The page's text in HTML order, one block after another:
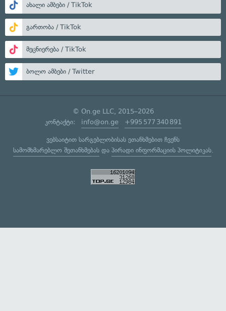
ახალი ამბები / TikTok
გართობა / TikTok
მეცნიერება / TikTok
ბოლო ამბები / Twitter
© On.ge LLC, 2015–2026
კონტაქტი: info@on.ge +995 577 340 891
ვებსაიტით სარგებლობისას ეთანხმებით ჩვენს
სამომხმარებლო შეთანხმებასდა პირადი ინფორმაციის პოლიტიკას.